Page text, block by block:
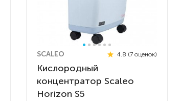
SCALEO 4.8 (7 оценок)
Кислородный
концентратор Scaleo
Horizon S5